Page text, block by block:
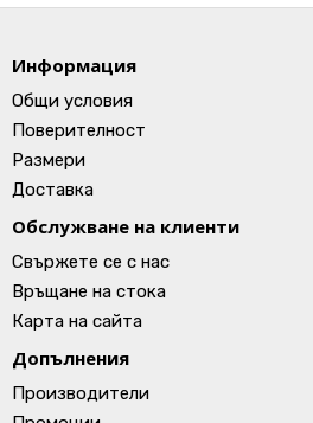
Информация
Общи условия
Поверителност
Размери
Доставка
Обслужване на клиенти
Свържете се с нас
Връщане на стока
Карта на сайта
Допълнения
Производители